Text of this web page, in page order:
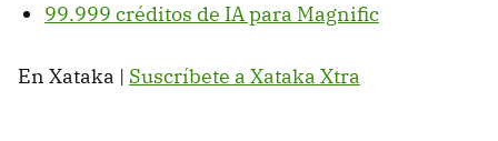
99.999 créditos de IA para Magnific
En Xataka | Suscríbete a Xataka Xtra